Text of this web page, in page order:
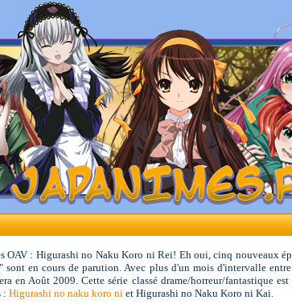
OAV : Higurashi no Naku Koro ni Rei! Eh oui, cinq nouveaux
en cours de parution. Avec plus d'un mois d'intervalle
en Août 2009. Cette série classé drame/horreur/fantastique
: Higurashi no naku koro ni et Higurashi no Naku Koro ni Kai.